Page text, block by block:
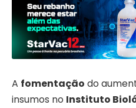
A fomentação do
insumos no Instituto